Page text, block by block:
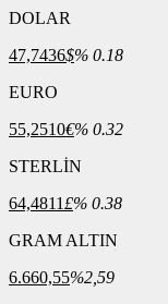
DOLAR
47,7436$% 0.18
EURO
55,2510€% 0.32
STERLİN
64,4811£% 0.38
GRAM ALTIN
6.660,55%2,59